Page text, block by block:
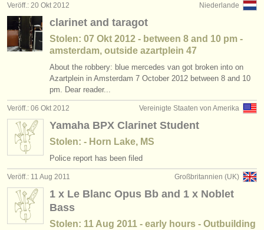
Niederlande
Veröff.: 20 Okt 2012
clarinet and taragot
Stolen: 07 Okt 2012 - between 8 and 10 pm -
amsterdam, outside azartplein 47
About the robbery: blue mercedes van got broken into on
Azartplein in Amsterdam 7 October 2012 between 8 and 10
pm. Dear reader...
Vereinigte Staaten von Amerika
Veröff.: 06 Okt 2012
Yamaha BPX Clarinet Student
Stolen: - Horn Lake, MS
Police report has been filed
Großbritannien (UK)
Veröff.: 11 Aug 2011
1 x Le Blanc Opus Bb and 1 x Noblet
Bass
Stolen: 11 Aug 2011 - early hours - Outbuilding